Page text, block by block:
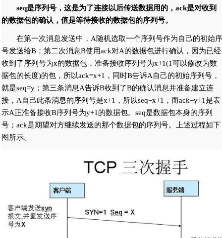
seq是序列号，这是为了连接以后传送数据用的，ack是对收到
的数据包的确认，值是等待接收的数据包的序列号。
在第一次消息发送中，A随机选取一个序列号作为自己的初始序
号发送给B；第二次消息B使用ack对A的数据包进行确认，因为已经
收到了序列号为x的数据包，准备接收序列号为x+1(1可以修改为数
据包的长度)的包，所以ack=x+1，同时B告诉A自己的初始序列号，
就是seq=y；第三条消息A告诉B收到了B的确认消息并准备建立连
接，A自己此条消息的序列号是x+1，所以seq=x+1，而ack=y+1是表
示A正准备接收B序列号为y+1的数据包。seq是数据包本身的序列
号；ack是期望对方继续发送的那个数据包的序列号。上述过程如下
图所示。